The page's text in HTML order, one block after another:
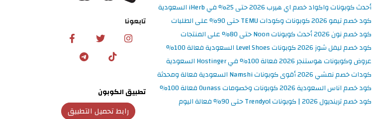
أحدث كوبونات واكواد خصم اي هيرب 2026 حتى 25% في iHerb السعودية
كود خصم تيمو 2026 كوبونات وكودات TEMU حتى 90% على الطلبات
كود خصم نون 2026 أحدث كوبونات Noon حتى 80% على المنتجات
كود خصم ليفل شوز 2026 كوبونات Level Shoes السعودية فعالة 100%
عروض وكوبونات هوستنجر 2026 فعالة 100% في Hostinger السعودية
كودات خصم نمشي 2026 أقوى كوبونات Namshi السعودية فعالة ومحدثة
كود خصم اناس السعودية 2026 كوبونات وخصومات Ounass فعالة 100%
كود خصم ترينديول 2026 | كوبونات Trendyol حتى 90% فعالة اليوم
تابعونا
تطبيق الكوبون
رابط تحميل التطبيق